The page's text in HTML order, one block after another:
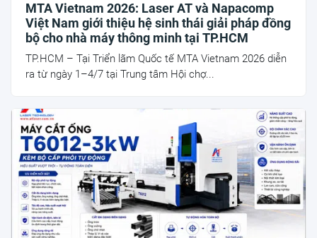
MTA Vietnam 2026: Laser AT và Napacomp
Việt Nam giới thiệu hệ sinh thái giải pháp đồng
bộ cho nhà máy thông minh tại TP.HCM
TP.HCM – Tại Triển lãm Quốc tế MTA Vietnam 2026 diễn
ra từ ngày 1–4/7 tại Trung tâm Hội chợ...